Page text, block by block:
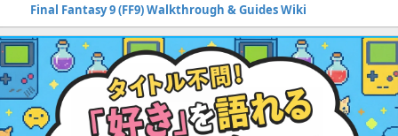
Final Fantasy 9 (FF9) Walkthrough & Guides Wiki